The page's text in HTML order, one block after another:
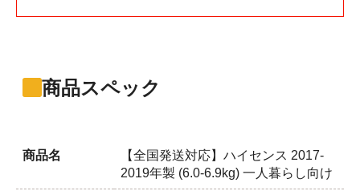
商品スペック
商品名
【全国発送対応】ハイセンス 2017-
2019年製 (6.0-6.9kg) 一人暮らし向け